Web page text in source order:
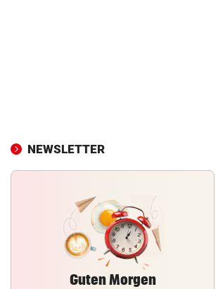
NEWSLETTER
Guten Morgen